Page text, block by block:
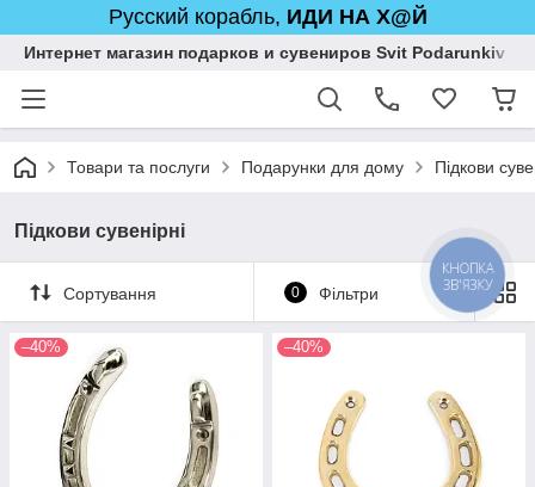
Русский корабль, ИДИ НА Х@Й
Интернет магазин подарков и сувениров Svit Podarunkiv
Товари та послуги Подарунки для дому Підкови
Підкови сувенірні
Сортування 0 Фільтри
–40% –40%
КНОПКА
ЗВ'ЯЗКУ